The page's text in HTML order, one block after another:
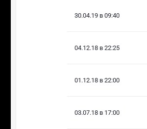
30.04.19 в 09:40
04.12.18 в 22:25
01.12.18 в 22:00
03.07.18 в 17:00